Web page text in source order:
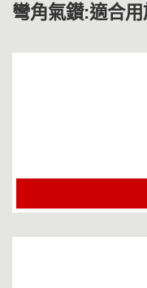
彎角氣鑚:適合